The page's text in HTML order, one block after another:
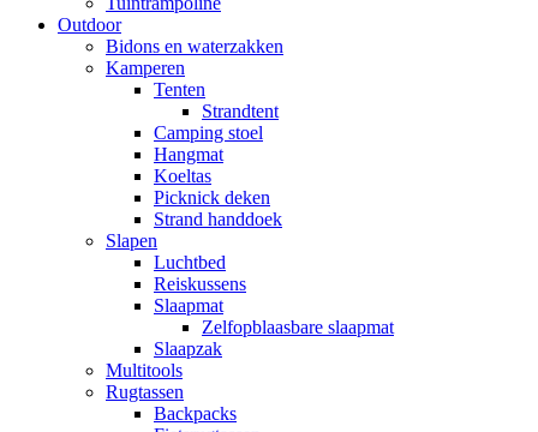
Outdoor
Bidons en waterzakken
Kamperen
Tenten
Strandtent
Camping stoel
Hangmat
Koeltas
Picknick deken
Strand handdoek
Slapen
Luchtbed
Reiskussens
Slaapmat
Zelfopblaasbare slaapmat
Slaapzak
Multitools
Rugtassen
Backpacks